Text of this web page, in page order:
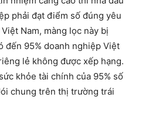
phải đạt điểm số đúng yêu
Nam, màng lọc này bị
đến 95% doanh nghiệp Việt
lẻ không được xếp hạng.
khỏe tài chính của 95% số
chung trên thị trường trái